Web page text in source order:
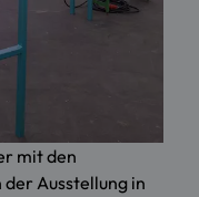
mit den
Ausstellung in